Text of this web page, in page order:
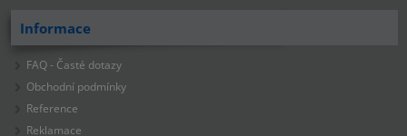
Informace
FAQ - Časté dotazy
Obchodní podmínky
Reference
Reklamace